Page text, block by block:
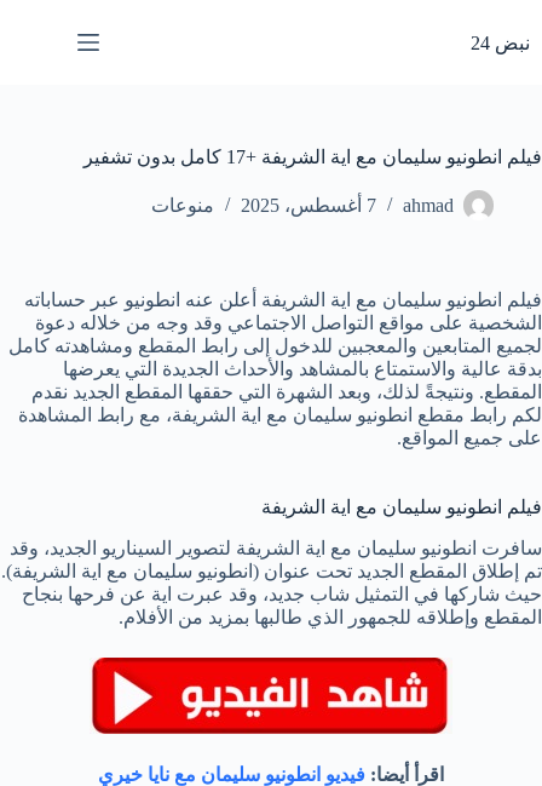
المحتوى
نبض 24
فيلم انطونيو سليمان مع اية الشريفة +17 كامل بدون تشفير
ahmad 7 أغسطس، 2025 منوعات
فيلم انطونيو سليمان مع اية الشريفة أعلن عنه انطونيو عبر حساباته
الشخصية على مواقع التواصل الاجتماعي وقد وجه من خلاله دعوة
لجميع المتابعين والمعجبين للدخول إلى رابط المقطع ومشاهدته كامل
بدقة عالية والاستمتاع بالمشاهد والأحداث الجديدة التي يعرضها
المقطع. ونتيجةً لذلك، وبعد الشهرة التي حققها المقطع الجديد نقدم
لكم رابط مقطع انطونيو سليمان مع اية الشريفة، مع رابط المشاهدة
على جميع المواقع.
فيلم انطونيو سليمان مع اية الشريفة
سافرت انطونيو سليمان مع اية الشريفة لتصوير السيناريو الجديد، وقد
تم إطلاق المقطع الجديد تحت عنوان (انطونيو سليمان مع اية الشريفة).
حيث شاركها في التمثيل شاب جديد، وقد عبرت اية عن فرحها بنجاح
المقطع وإطلاقه للجمهور الذي طالبها بمزيد من الأفلام.
اقرأ أيضا: فيديو انطونيو سليمان مع نايا خيري